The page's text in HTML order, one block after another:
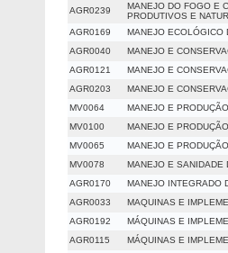
AGR0239
MANEJO DO FOGO E
PRODUTIVOS E
AGR0169
MANEJO ECOLÓGICO
AGR0040
MANEJO E
AGR0121
MANEJO E
AGR0203
MANEJO E
MV0064
MANEJO E
MV0100
MANEJO E
MV0065
MANEJO E
MV0078
MANEJO E SANIDADE
AGR0170
MANEJO INTEGRADO
AGR0033
MAQUINAS E
AGR0192
MÁQUINAS E
AGR0115
MÁQUINAS E